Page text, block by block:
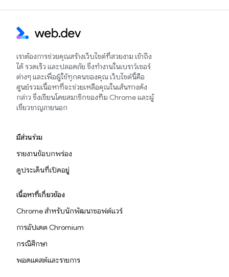
เราต้องการช่วยคุณสร้างเว็บไซต์ที่สวยงาม เข้าถึง
ได้ รวดเร็ว และปลอดภัย ซึ่งทำงานในเบราว์เซอร์
ต่างๆ และเพื่อผู้ใช้ทุกคนของคุณ เว็บไซต์นี้คือ
ศูนย์รวมเนื้อหาที่จะช่วยเหลือคุณในเส้นทางดัง
กล่าว ซึ่งเขียนโดยสมาชิกของทีม Chrome และผู้
เชี่ยวชาญภายนอก
มีส่วนร่วม
รายงานข้อบกพร่อง
ดูประเด็นที่เปิดอยู่
เนื้อหาที่เกี่ยวข้อง
Chrome สำหรับนักพัฒนาซอฟต์แวร์
การอัปเดต Chromium
กรณีศึกษา
พอดแคสต์และรายการ